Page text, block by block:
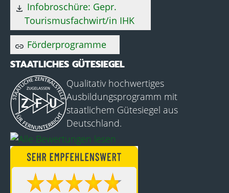
download Infobroschüre: Gepr.
Tourismusfachwirt/in IHK
link Förderprogramme
STAATLICHES GÜTESIEGEL
Qualitativ hochwertiges
Ausbildungsprogramm mit
staatlichem Gütesiegel aus
Deutschland.